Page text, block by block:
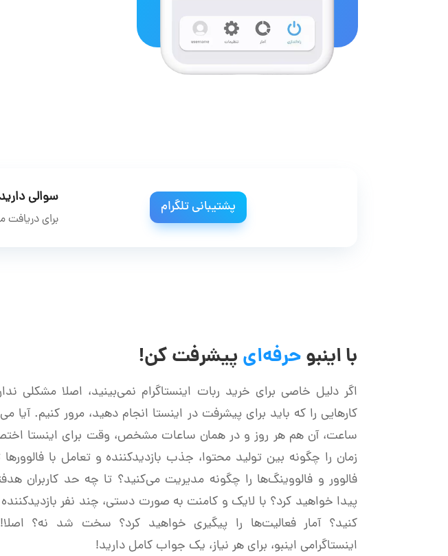
سوالی
برای دریافت
پشتیبانی تلگرام
با اینبوحرفه‌ای پیشرفت کن!
اگر دلیل خاصی برای خرید ربات اینستاگرام نمی‌بینید، اصلا مشکلی
ساعت، آن هم هر روز و در همان ساعات مشخص، وقت برای اینستا
زمان را چگونه بین تولید محتوا، جذب بازدیدکننده و تعامل با
فالوور و فالووینگ‌ها را چگونه مدیریت می‌کنید؟ تا چه حد کاربران
پیدا خواهید کرد؟ با لایک و کامنت به صورت دستی، چند نفر
کنید؟ آمار فعالیت‌ها را پیگیری خواهید کرد؟ سخت شد نه؟
اینستاگرامی اینبو، برای هر نیاز، یک جواب کامل دارید!